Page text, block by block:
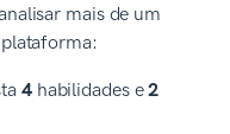
mais de um
4habilidades e2